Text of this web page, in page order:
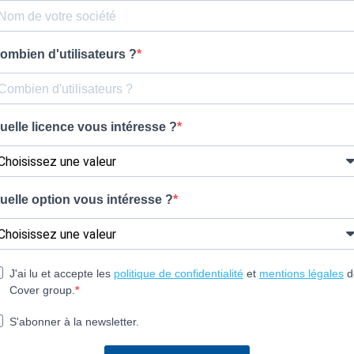
d'utilisateurs ?
licence vous intéresse ?
option vous intéresse ?
J'ai lu et accepte les politique de confidentialité et mentions légales
Cover group.
S'abonner à la newsletter.